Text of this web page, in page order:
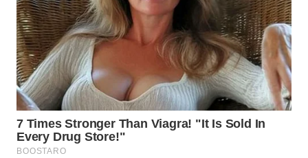
LAWAS
WN
SUMEDANG
WN
CIANJUR
WN